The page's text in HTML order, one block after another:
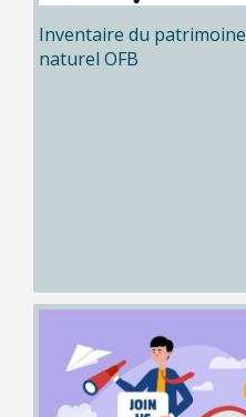
Inventaire du patrimoine
naturel OFB